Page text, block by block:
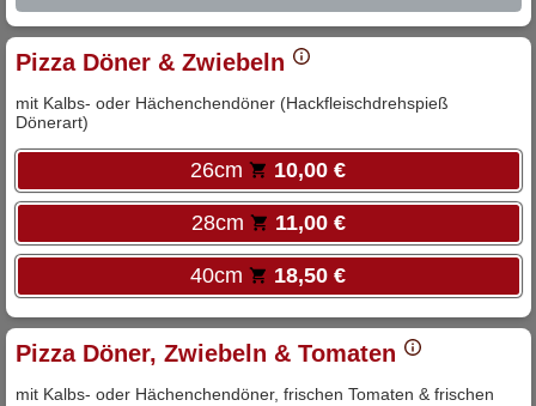
Pizza Döner & Zwiebeln
mit Kalbs- oder Hächenchendöner (Hackfleischdrehspieß
Dönerart)
26cm 10,00 €
28cm 11,00 €
40cm 18,50 €
Pizza Döner, Zwiebeln & Tomaten
mit Kalbs- oder Hächenchendöner, frischen Tomaten & frischen